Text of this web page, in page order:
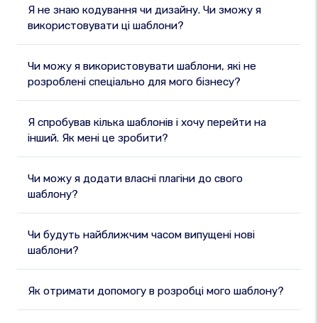
Я не знаю кодування чи дизайну. Чи зможу я
використовувати ці шаблони?
Чи можу я використовувати шаблони, які не
розроблені спеціально для мого бізнесу?
Я спробував кілька шаблонів і хочу перейти на
інший. Як мені це зробити?
Чи можу я додати власні плагіни до свого
шаблону?
Чи будуть найближчим часом випущені нові
шаблони?
Як отримати допомогу в розробці мого шаблону?